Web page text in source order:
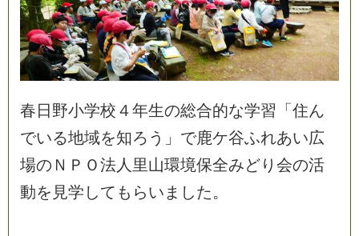
春 日 野小学校 ４年生の総合的な学習 「 住ん
でいる地域を知ろ う 」 で鹿ケ谷ふれあい広
場の Ｎ Ｐ Ｏ法人 里山環境保全みどり 会の活
動を 見学 して も らい ま した。